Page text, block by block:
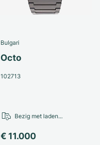
Bulgari
Octo
102713
€ 11.000
Bezig met laden...